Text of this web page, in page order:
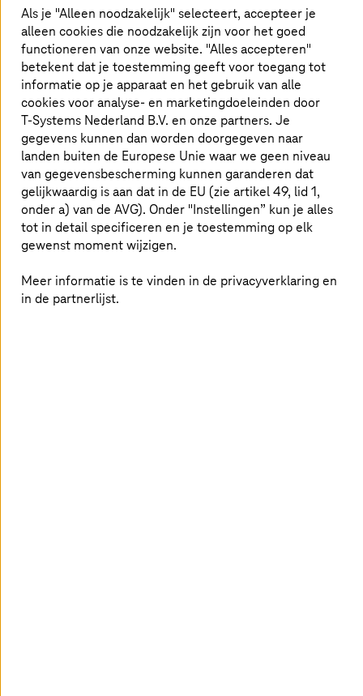
Meer
informatie
Meer
informatie
Onze laatste awards
Als je "Alleen noodzakelijk" selecteert, accepteer je
alleen cookies die noodzakelijk zijn voor het goed
functioneren van onze website. "Alles accepteren"
betekent dat je toestemming geeft voor toegang tot
informatie op je apparaat en het gebruik van alle
cookies voor analyse- en marketingdoeleinden door
T-Systems Nederland B.V. en onze partners. Je
gegevens kunnen dan worden doorgegeven naar
landen buiten de Europese Unie waar we geen niveau
van gegevensbescherming kunnen garanderen dat
gelijkwaardig is aan dat in de EU (zie artikel 49, lid 1,
onder a) van de AVG). Onder "Instellingen” kun je alles
tot in detail specificeren en je toestemming op elk
gewenst moment wijzigen.
Meer informatie is te vinden in de privacyverklaring en
in de partnerlijst.